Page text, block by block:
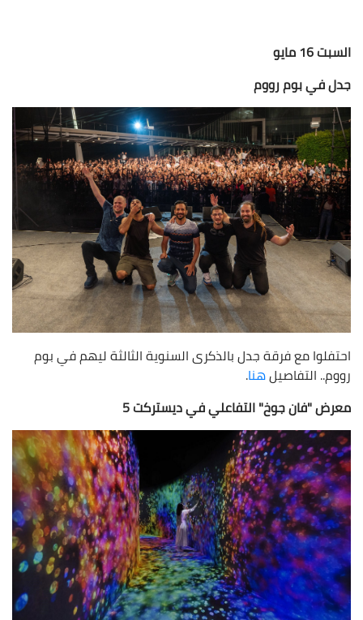
السبت 16 مايو
جدل في بوم رووم
احتفلوا مع فرقة جدل بالذكرى السنوية الثالثة ليهم في بوم
رووم.. التفاصيلهنا.
معرض "فان جوخ" التفاعلي في ديستركت 5